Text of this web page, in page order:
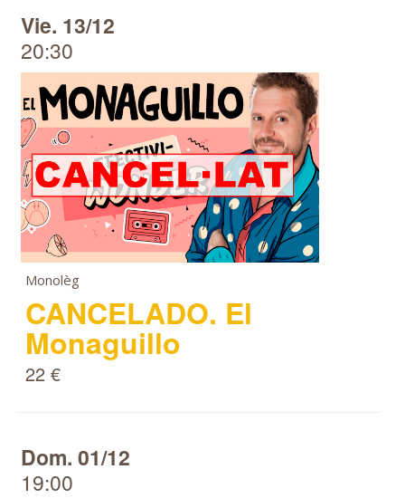
Vie. 13/12
20:30
Monolèg
CANCELADO. El
Monaguillo
22 €
Dom. 01/12
19:00